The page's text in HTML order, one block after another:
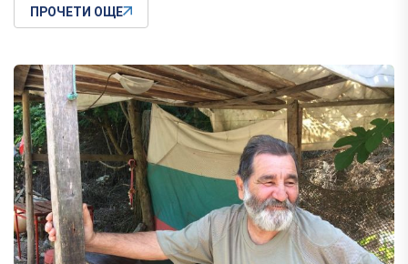
ПРОЧЕТИ ОЩЕ